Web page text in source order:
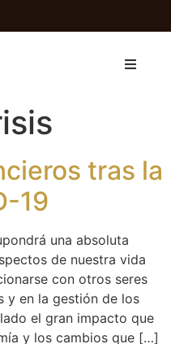
tras la
19
una absoluta
de nuestra vida
con otros seres
y en la gestión de los
el gran impacto que
y los cambios que […]